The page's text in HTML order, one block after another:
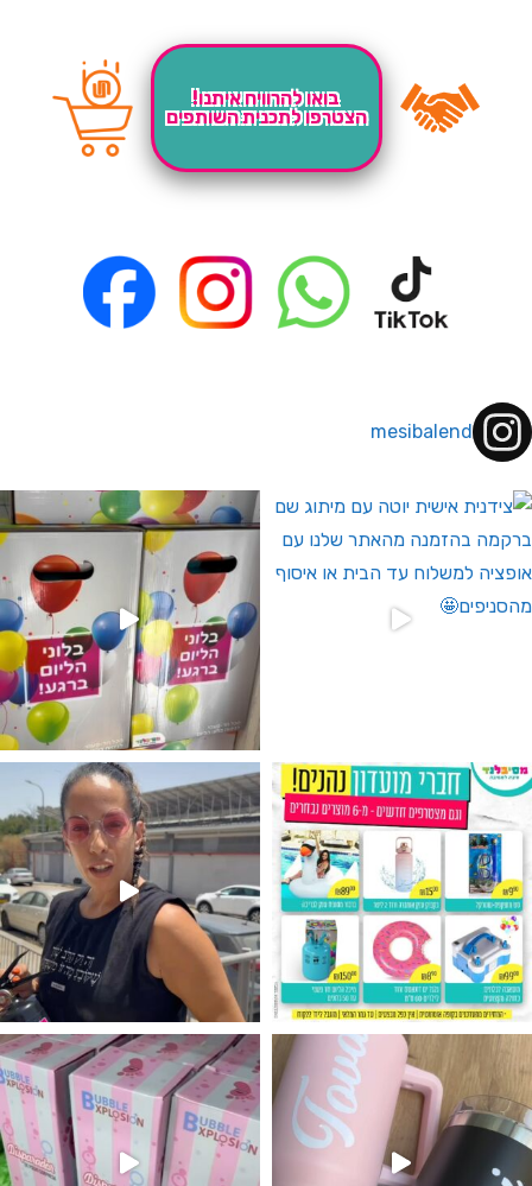
בואו להרוויח איתנו!
הצטרפו לתכנית השותפים
mesibalend
לחברי מועדון ומצטרפים חדשים🤍
מין העובר רק במסיבלנד !! קיים
מטף לגילוי מין העובר חזר למלא